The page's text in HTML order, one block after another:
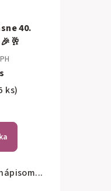
40.
ks)